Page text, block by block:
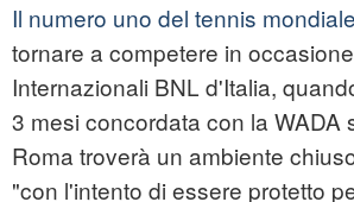
Il numero uno del tennis mondiale
tornare a competere in
Internazionali BNL d'Italia,
3 mesi concordata con la WADA
Roma troverà un ambiente
"con l'intento di essere protetto